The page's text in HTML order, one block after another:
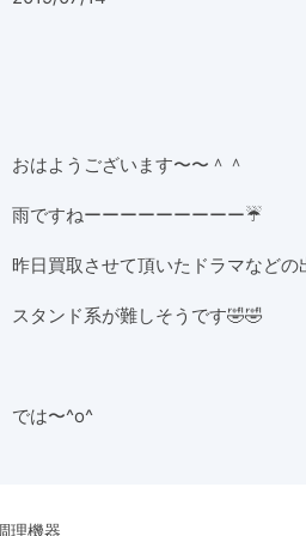
おはようございます〜〜＾＾
雨ですねーーーーーーーーー☔️
昨日買取させて頂いたドラマなどの
スタンド系が難しそうです🤣🤣
では〜^o^
理機器